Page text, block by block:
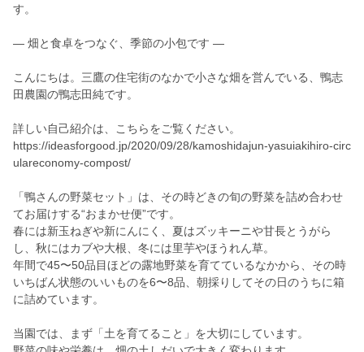
す。
― 畑と食卓をつなぐ、季節の小包です ―
こんにちは。三鷹の住宅街のなかで小さな畑を営んでいる、鴨志
田農園の鴨志田純です。
詳しい自己紹介は、こちらをご覧ください。
https://ideasforgood.jp/2020/09/28/kamoshidajun-yasuiakihiro-circ
ulareconomy-compost/
「鴨さんの野菜セット」は、その時どきの旬の野菜を詰め合わせ
てお届けする“おまかせ便”です。
春には新玉ねぎや新にんにく、夏はズッキーニや甘長とうがら
し、秋にはカブや大根、冬には里芋やほうれん草。
年間で45〜50品目ほどの露地野菜を育てているなかから、その時
いちばん状態のいいものを6〜8品、朝採りしてその日のうちに箱
に詰めています。
当園では、まず「土を育てること」を大切にしています。